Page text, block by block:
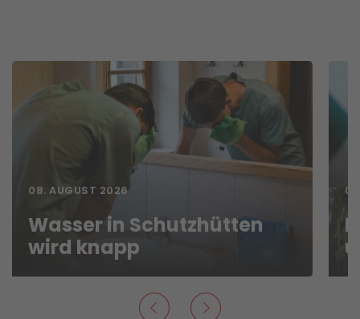
08. AUGUST 2026
Wasser in Schutzhütten
wird knapp